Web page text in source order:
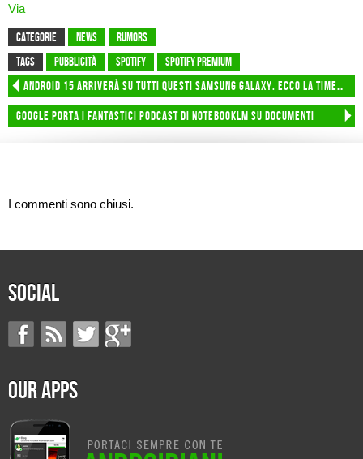
Via
CATEGORIE News
Rumors
TAGS
pubblicità spotify
Spotify Premium
Android 15 arriverà su tutti questi Samsung Galaxy. Ecco la timeline completa
Google porta i fantastici podcast di NotebookLM su Documenti
I commenti sono chiusi.
Social
Our Apps